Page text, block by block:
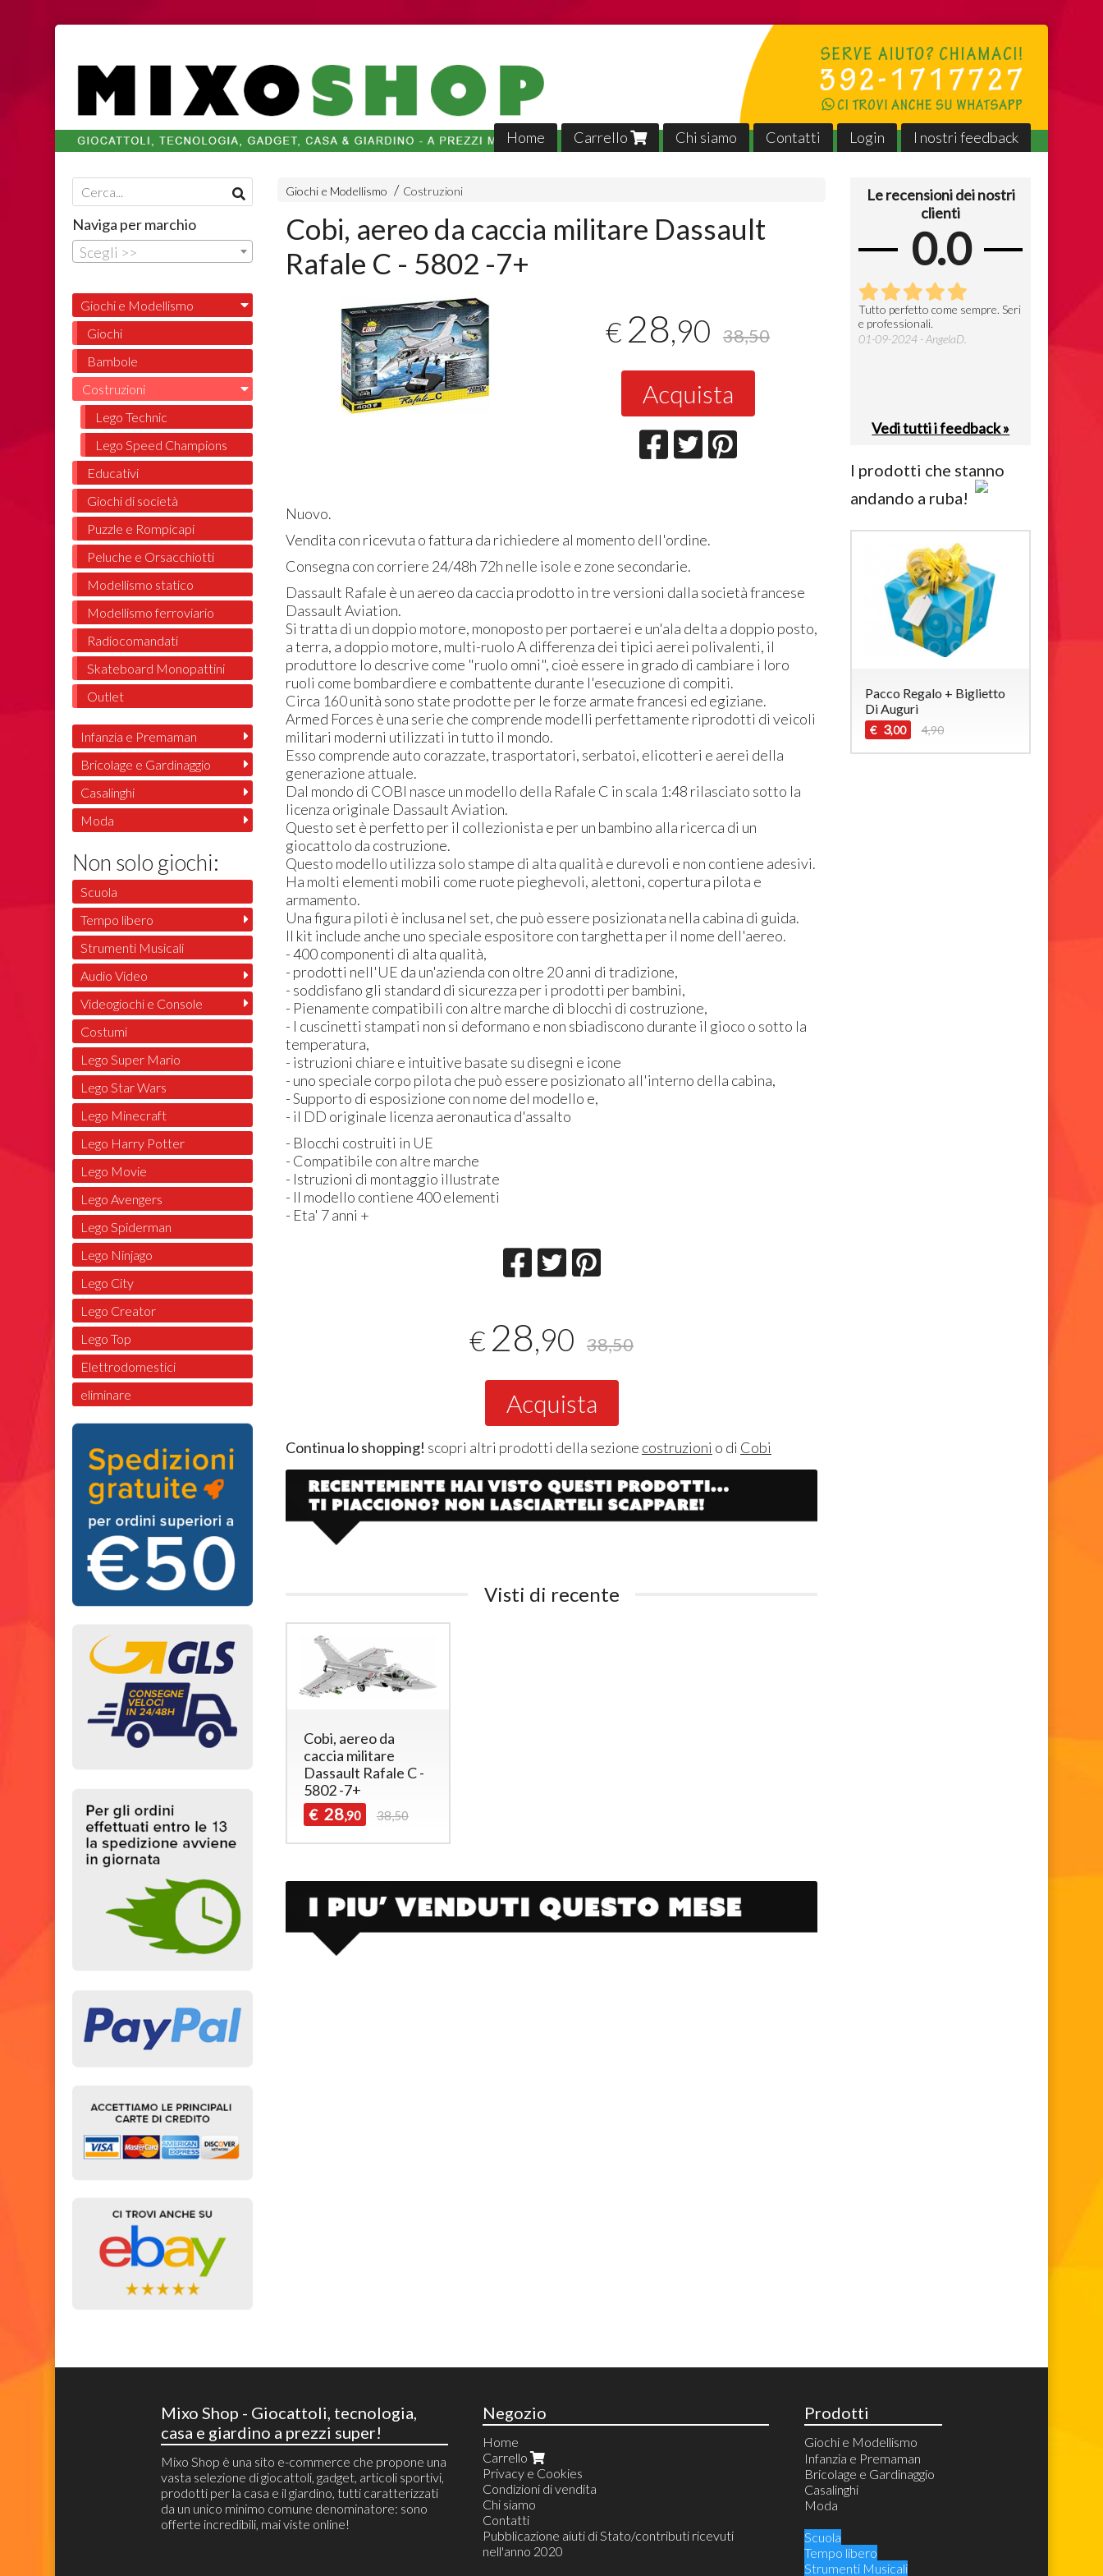
Home Carrello Chi siamo Contatti Login I nostri feedback
Giochi e Modellismo Costruzioni
Cobi, aereo da caccia militare Dassault
Rafale C - 5802 -7+
€ 28,90 38,50
Acquista
Nuovo.
Vendita con ricevuta o fattura da richiedere al momento dell'ordine.
Consegna con corriere 24/48h 72h nelle isole e zone secondarie.
Dassault Rafale è un aereo da caccia prodotto in tre versioni dalla società francese
Dassault Aviation.
Si tratta di un doppio motore, monoposto per portaerei e un'ala delta a doppio posto,
a terra, a doppio motore, multi-ruolo A differenza dei tipici aerei polivalenti, il
produttore lo descrive come "ruolo omni", cioè essere in grado di cambiare i loro
ruoli come bombardiere e combattente durante l'esecuzione di compiti.
Circa 160 unità sono state prodotte per le forze armate francesi ed egiziane.
Armed Forces è una serie che comprende modelli perfettamente riprodotti di veicoli
militari moderni utilizzati in tutto il mondo.
Esso comprende auto corazzate, trasportatori, serbatoi, elicotteri e aerei della
generazione attuale.
Dal mondo di COBI nasce un modello della Rafale C in scala 1:48 rilasciato sotto la
licenza originale Dassault Aviation.
Questo set è perfetto per il collezionista e per un bambino alla ricerca di un
giocattolo da costruzione.
Questo modello utilizza solo stampe di alta qualità e durevoli e non contiene adesivi.
Ha molti elementi mobili come ruote pieghevoli, alettoni, copertura pilota e
armamento.
Una figura piloti è inclusa nel set, che può essere posizionata nella cabina di guida.
Il kit include anche uno speciale espositore con targhetta per il nome dell'aereo.
- 400 componenti di alta qualità,
- prodotti nell'UE da un'azienda con oltre 20 anni di tradizione,
- soddisfano gli standard di sicurezza per i prodotti per bambini,
- Pienamente compatibili con altre marche di blocchi di costruzione,
- I cuscinetti stampati non si deformano e non sbiadiscono durante il gioco o sotto la
temperatura,
- istruzioni chiare e intuitive basate su disegni e icone
- uno speciale corpo pilota che può essere posizionato all'interno della cabina,
- Supporto di esposizione con nome del modello e,
- il DD originale licenza aeronautica d'assalto
- Blocchi costruiti in UE
- Compatibile con altre marche
- Istruzioni di montaggio illustrate
- Il modello contiene 400 elementi
- Eta' 7 anni +
€ 28,90 38,50
Acquista
Continua lo shopping! scopri altri prodotti della sezione costruzioni o di Cobi
Visti di recente
Cobi, aereo da
caccia militare
Dassault Rafale C -
5802 -7+
€ 28,90 38,50
Naviga per marchio
Scegli >>
Giochi e Modellismo
Giochi
Bambole
Costruzioni
Lego Technic
Lego Speed Champions
Educativi
Giochi di società
Puzzle e Rompicapi
Peluche e Orsacchiotti
Modellismo statico
Modellismo ferroviario
Radiocomandati
Skateboard Monopattini
Outlet
Infanzia e Premaman
Bricolage e Gardinaggio
Casalinghi
Moda
Non solo giochi:
Scuola
Tempo libero
Strumenti Musicali
Audio Video
Videogiochi e Console
Costumi
Lego Super Mario
Lego Star Wars
Lego Minecraft
Lego Harry Potter
Lego Movie
Lego Avengers
Lego Spiderman
Lego Ninjago
Lego City
Lego Creator
Lego Top
Elettrodomestici
eliminare
Le recensioni dei nostri
clienti
0.0
veloci,, seri e professionali 👍
02-04-2025 - AngelaD.
Tutto perfetto come sempre. Seri
e professionali.
01-09-2024 - AngelaD.
Vedi tutti i feedback »
I prodotti che stanno
andando a ruba!
Pacco Regalo + Biglietto
Di Auguri
€ 3,00 4,90
Mixo Shop - Giocattoli, tecnologia,
casa e giardino a prezzi super!
Mixo Shop è una sito e-commerce che propone una
vasta selezione di giocattoli, gadget, articoli sportivi,
prodotti per la casa e il giardino, tutti caratterizzati
da un unico minimo comune denominatore: sono
offerte incredibili, mai viste online!
Negozio
Home
Carrello
Privacy e Cookies
Condizioni di vendita
Chi siamo
Contatti
Pubblicazione aiuti di Stato/contributi ricevuti
nell'anno 2020
Prodotti
Giochi e Modellismo
Giochi
Bambole
Costruzioni
Lego Technic
Educativi
Puzzle e Rompicapi
Peluche e Orsacchiotti
Modellismo statico
Infanzia e Premaman
Bricolage e Gardinaggio
Casalinghi
Moda
Scuola
Tempo libero
Strumenti Musicali